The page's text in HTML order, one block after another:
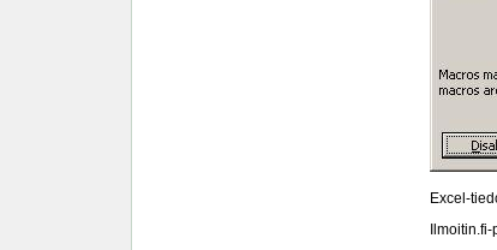
Excel-
Ilmoitin.fi-